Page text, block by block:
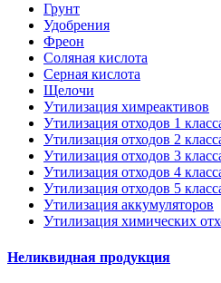
Грунт
Удобрения
Фреон
Соляная кислота
Серная кислота
Щелочи
Утилизация химреактивов
Утилизация отходов 1
Утилизация отходов 2
Утилизация отходов 3
Утилизация отходов 4
Утилизация отходов 5
Утилизация аккумуляторов
Утилизация химических
Неликвидная продукция